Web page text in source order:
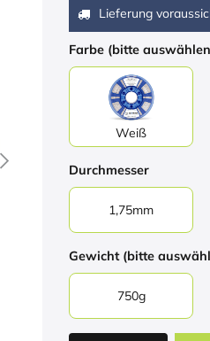
Lieferung
Farbe (bitte
Weiß
Durchmesser
1,75mm
Gewicht (bitte
750g